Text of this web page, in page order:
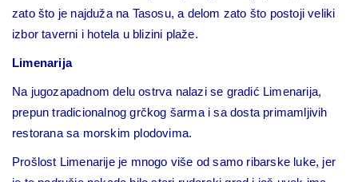
zato što je najduža na Tasosu, a delom zato što postoji veliki
izbor taverni i hotela u blizini plaže.
Limenarija
Na jugozapadnom delu ostrva nalazi se gradić Limenarija,
prepun tradicionalnog grčkog šarma i sa dosta primamljivih
restorana sa morskim plodovima.
Prošlost Limenarije je mnogo više od samo ribarske luke, jer